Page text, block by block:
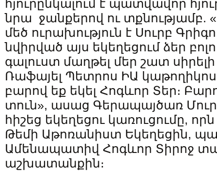
հյուրընկալում է պատվավոր
նրա ջանքերով ու տքնությամբ.
մեծ ուրախություն է Սուրբ
նվիրված այս եկեղեցում ձեր
գալուստ մաղթել մեր շատ
Ռաֆայել Պետրոս ԻԱ
բարով եք եկել Հոգևոր Տեր։
տուն», ասաց Գերապայծառ
հիշեց եկեղեցու կառուցումը,
Թեմի Աթոռանիստ Եկեղեցին,
Ամենապատիվ Հոգևոր Տիրոջ
աշխատանքին։